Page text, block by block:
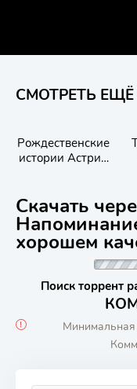
СМОТРЕТЬ
Рождественские
истории Астрид
Скачать
хорошем
Поиск торрент
Минимальная